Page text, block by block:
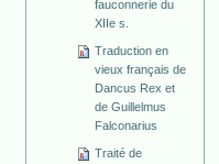
fauconnerie du
XIIe s.
Traduction en
vieux français de
Dancus Rex et
de Guillelmus
Falconarius
Traité de